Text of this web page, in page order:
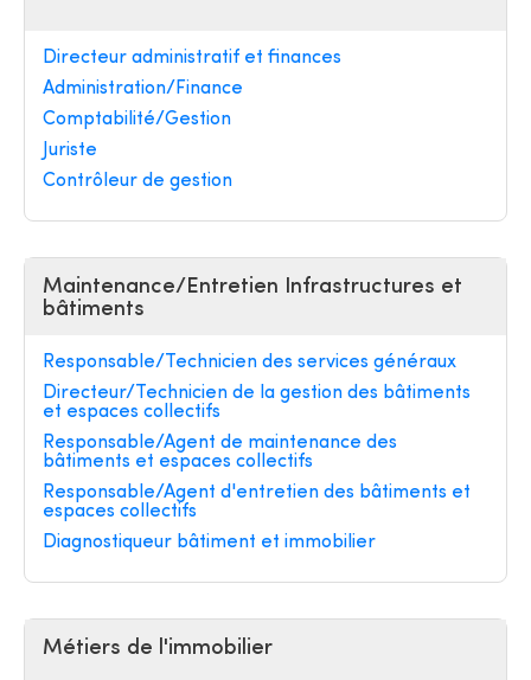
Directeur administratif et finances
Administration/Finance
Comptabilité/Gestion
Juriste
Contrôleur de gestion
Maintenance/Entretien Infrastructures et
bâtiments
Responsable/Technicien des services généraux
Directeur/Technicien de la gestion des bâtiments
et espaces collectifs
Responsable/Agent de maintenance des
bâtiments et espaces collectifs
Responsable/Agent d'entretien des bâtiments et
espaces collectifs
Diagnostiqueur bâtiment et immobilier
Métiers de l'immobilier